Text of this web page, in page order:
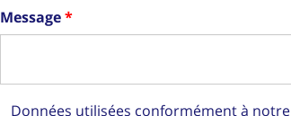
Message
Données utilisées conformément à notre